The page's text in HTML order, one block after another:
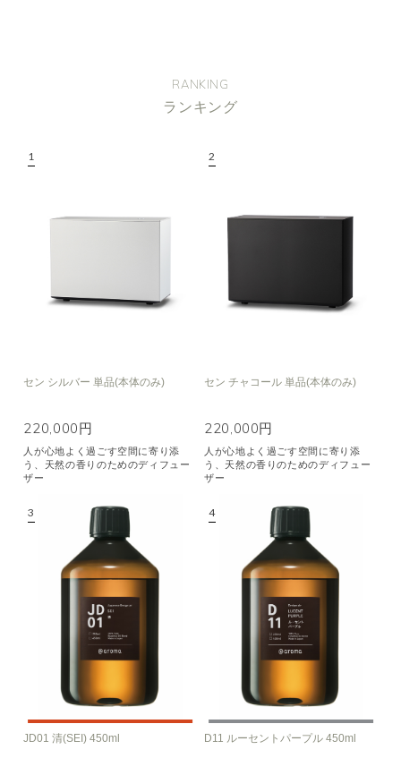
RANKING
ランキング
セン シルバー 単品(本体のみ)
220,000円
人が心地よく過ごす空間に寄り添
う、天然の香りのためのディフュー
ザー
セン チャコール 単品(本体のみ)
220,000円
人が心地よく過ごす空間に寄り添
う、天然の香りのためのディフュー
ザー
JD01 清(SEI) 450ml D11 ルーセントパープル 450ml